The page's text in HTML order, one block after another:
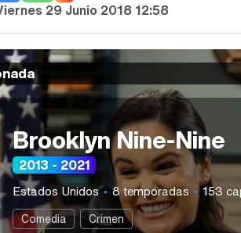
29 Junio 2018 12:58
Brooklyn Nine-Nine
2013 - 2021
Estados Unidos 8 temporadas 153
Comedia Crimen